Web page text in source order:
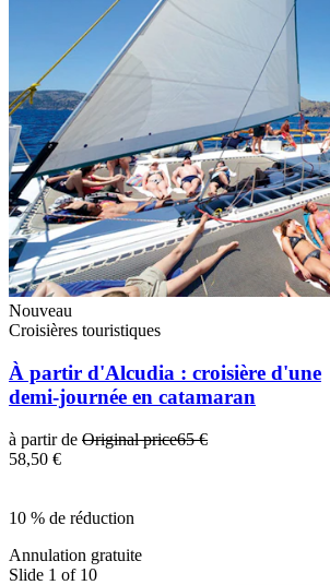
Nouveau
Croisières touristiques
À partir d'Alcudia : croisière d'une
demi-journée en catamaran
à partir de Original price65 €
58,50 €
10 % de réduction
Annulation gratuite
Slide 1 of 10